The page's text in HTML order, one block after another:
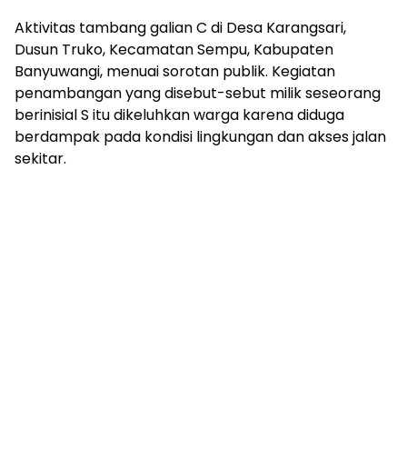
Aktivitas tambang galian C di Desa Karangsari,
Dusun Truko, Kecamatan Sempu, Kabupaten
Banyuwangi, menuai sorotan publik. Kegiatan
penambangan yang disebut-sebut milik seseorang
berinisial S itu dikeluhkan warga karena diduga
berdampak pada kondisi lingkungan dan akses jalan
sekitar.